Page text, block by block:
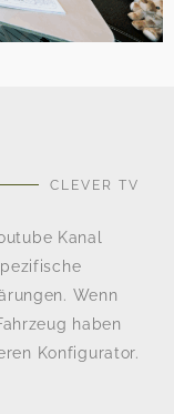
CLEVER TV
Kanal
Wenn
haben
Konfigurator.